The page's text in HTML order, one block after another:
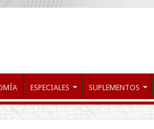
ESPECIALES SUPLEMENTOS